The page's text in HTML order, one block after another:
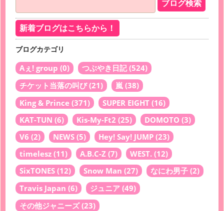
新着ブログはこちらから！
ブログカテゴリ
Aぇ! group (0) つぶやき日記(524)
チケット当落の叫び(21) 嵐 (38)
King & Prince (371) SUPER EIGHT (16)
KAT-TUN (6) Kis-My-Ft2 (25) DOMOTO (3)
V6 (2) NEWS (5) Hey! Say! JUMP (23)
timelesz (11) A.B.C-Z (7) WEST. (12)
SixTONES (12) Snow Man (27) なにわ男子 (2)
Travis Japan (6) ジュニア (49)
その他ジャニーズ(23)